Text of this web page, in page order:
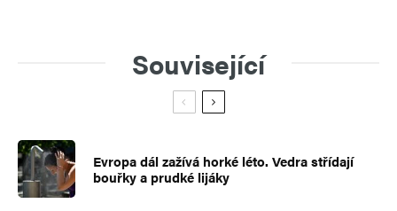
Související
Evropa dál zažívá horké léto. Vedra střídají
bouřky a prudké lijáky